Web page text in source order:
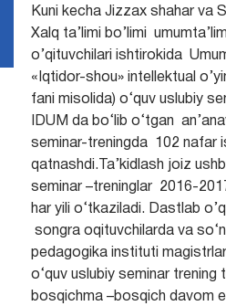
Kuni kecha Jizzax shahar va
Xalq ta’limi bo’limi
o’qituvchilari ishtirokida
«Iqtidor-shou» intellektual
fani misolida) o‘quv uslubiy
IDUM da bo‘lib o‘tgan
seminar-treningda 102 nafar
qatnashdi.Ta’kidlash joiz
seminar –treninglar 2016-
har yili o‘tkaziladi. Dastlab
songra oqituvchilarda va
pedagogika instituti
o‘quv uslubiy seminar trening
bosqichma –bosqich davom